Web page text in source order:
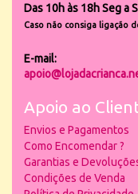
Das 10h às 18h Seg a
Caso não consiga ligação
E-mail:
Apoio ao
Envios e Pagamentos
Como Encomendar ?
Garantias e
Condições de Venda